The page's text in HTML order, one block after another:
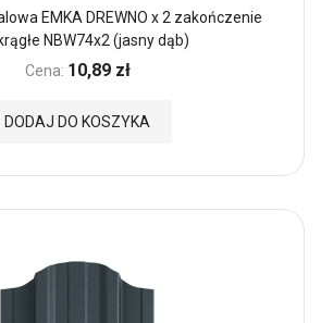
EMKA DREWNO x 2 zakończenie
NBW74x2 (jasny dąb)
Cena: 10,89 zł
DODAJ DO KOSZYKA
Ulubionych